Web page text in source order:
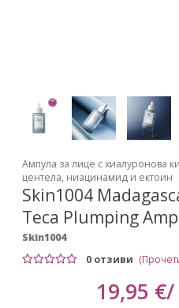
Ампула за лице с хиалуронова
центела, ниацинамид и ектоин
Skin1004
Teca Plumping
Skin1004
0 отзиви
19,95